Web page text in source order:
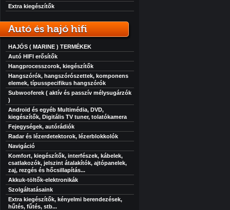
Extra kiegészítők
Autó és hajó hifi
HAJÓS ( MARINE ) TERMÉKEK
Autó HIFI erősítők
Hangprocesszorok, kiegészítők
Hangszórók, hangszórószettek, komponens
elemek, típusspecifikus hangszórók
Subwooferek ( aktív és passzív mélysugárzók
)
Android és egyéb Multimédia, DVD,
kiegészítők, Digitális TV tuner, tolatókamera
Fejegységek, autórádiók
Radar és lézerdetektorok, lézerblokkolók
Navigáció
Komfort, kiegészítők, interfészek, kábelek,
csatlakozók, jelszint átalakítók, ajtópanelek,
zaj, rezgés és hőcsillapítás...
Akkuk-töltők-elektronikák
Szolgáltatásaink
Extra kiegészítők, kényelmi berendezések,
hűtés, fűtés, stb...